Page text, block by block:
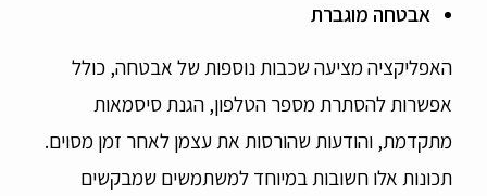
אבטחה מוגברת
האפליקציה מציעה שכבות נוספות של אבטחה, כולל
אפשרות להסתרת מספר הטלפון, הגנת סיסמאות
מתקדמת, והודעות שהורסות את עצמן לאחר זמן מסוים.
תכונות אלו חשובות במיוחד למשתמשים שמבקשים